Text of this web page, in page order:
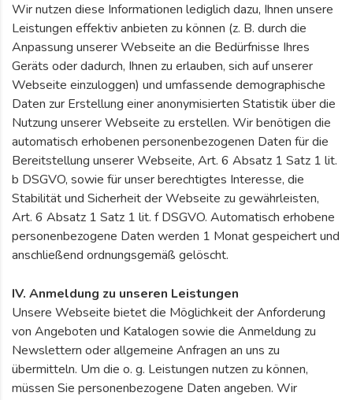
Wir nutzen diese Informationen lediglich dazu, Ihnen unsere
Leistungen effektiv anbieten zu können (z. B. durch die
Anpassung unserer Webseite an die Bedürfnisse Ihres
Geräts oder dadurch, Ihnen zu erlauben, sich auf unserer
Webseite einzuloggen) und umfassende demographische
Daten zur Erstellung einer anonymisierten Statistik über die
Nutzung unserer Webseite zu erstellen. Wir benötigen die
automatisch erhobenen personenbezogenen Daten für die
Bereitstellung unserer Webseite, Art. 6 Absatz 1 Satz 1 lit.
b DSGVO, sowie für unser berechtigtes Interesse, die
Stabilität und Sicherheit der Webseite zu gewährleisten,
Art. 6 Absatz 1 Satz 1 lit. f DSGVO. Automatisch erhobene
personenbezogene Daten werden 1 Monat gespeichert und
anschließend ordnungsgemäß gelöscht.
IV. Anmeldung zu unseren Leistungen
Unsere Webseite bietet die Möglichkeit der Anforderung
von Angeboten und Katalogen sowie die Anmeldung zu
Newslettern oder allgemeine Anfragen an uns zu
übermitteln. Um die o. g. Leistungen nutzen zu können,
müssen Sie personenbezogene Daten angeben. Wir